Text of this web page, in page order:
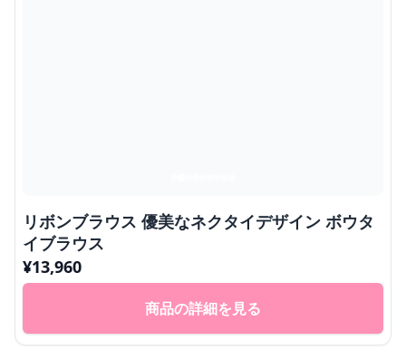
リボンブラウス 優美なネクタイデザイン ボウタ
イブラウス
¥13,960
商品の詳細を見る